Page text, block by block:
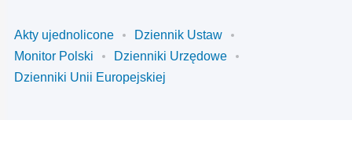
Akty ujednolicone
Dziennik Ustaw
Monitor Polski
Dzienniki Urzędowe
Dzienniki Unii Europejskiej